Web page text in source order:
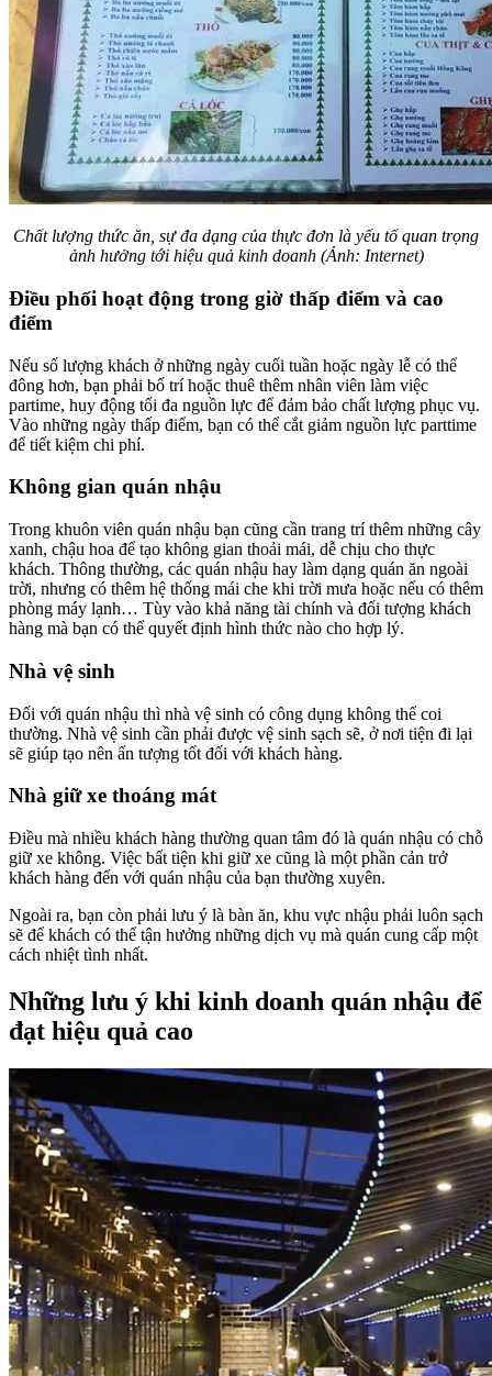
Chất lượng thức ăn, sự đa dạng của thực đơn là yếu tố quan trọng
ảnh hưởng tới hiệu quả kinh doanh (Ảnh: Internet)
Điều phối hoạt động trong giờ thấp điểm và cao
điểm
Nếu số lượng khách ở những ngày cuối tuần hoặc ngày lễ có thể
đông hơn, bạn phải bố trí hoặc thuê thêm nhân viên làm việc
partime, huy động tối đa nguồn lực để đảm bảo chất lượng phục vụ.
Vào những ngày thấp điểm, bạn có thể cắt giảm nguồn lực parttime
để tiết kiệm chi phí.
Không gian quán nhậu
Trong khuôn viên quán nhậu bạn cũng cần trang trí thêm những cây
xanh, chậu hoa để tạo không gian thoải mái, dễ chịu cho thực
khách. Thông thường, các quán nhậu hay làm dạng quán ăn ngoài
trời, nhưng có thêm hệ thống mái che khi trời mưa hoặc nếu có thêm
phòng máy lạnh… Tùy vào khả năng tài chính và đối tượng khách
hàng mà bạn có thể quyết định hình thức nào cho hợp lý.
Nhà vệ sinh
Đối với quán nhậu thì nhà vệ sinh có công dụng không thể coi
thường. Nhà vệ sinh cần phải được vệ sinh sạch sẽ, ở nơi tiện đi lại
sẽ giúp tạo nên ấn tượng tốt đối với khách hàng.
Nhà giữ xe thoáng mát
Điều mà nhiều khách hàng thường quan tâm đó là quán nhậu có chỗ
giữ xe không. Việc bất tiện khi giữ xe cũng là một phần cản trở
khách hàng đến với quán nhậu của bạn thường xuyên.
Ngoài ra, bạn còn phải lưu ý là bàn ăn, khu vực nhậu phải luôn sạch
sẽ để khách có thể tận hưởng những dịch vụ mà quán cung cấp một
cách nhiệt tình nhất.
Những lưu ý khi kinh doanh quán nhậu để
đạt hiệu quả cao